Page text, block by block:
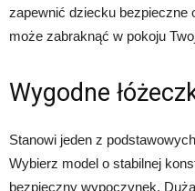
zapewnić dziecku bezpieczne
może zabraknąć w pokoju
Wygodne
Stanowi jeden z
Wybierz model o stabilnej
bezpieczny wypoczynek.